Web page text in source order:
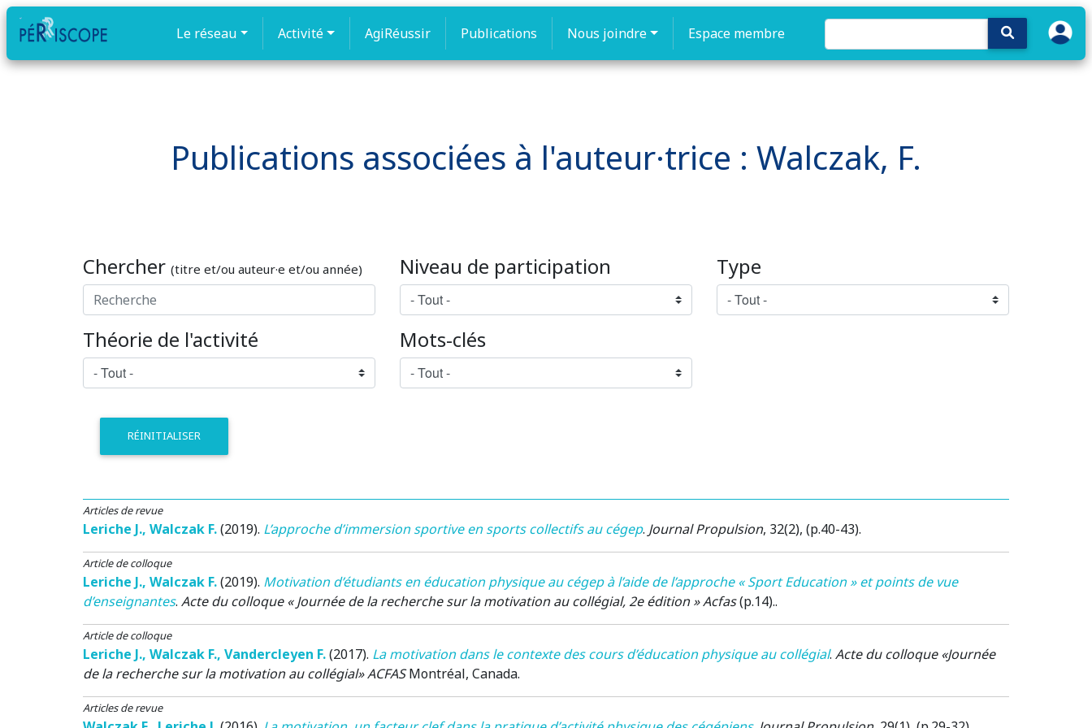
Le réseau Activité AgiRéussir Publications Nous joindre Espace membre
Publications associées à l'auteur·trice : Walczak, F.
Chercher (titre et/ou auteur·e et/ou année) Niveau de participation Type
Théorie de l'activité Mots-clés
RÉINITIALISER
Articles de revue
Leriche J., Walczak F.(2019). L’approche d’immersion sportive en sports collectifs au cégep. Journal Propulsion, 32(2), (p.40-43).
Article de colloque
Leriche J., Walczak F.(2019). Motivation d’étudiants en éducation physique au cégep à l’aide de l’approche « Sport Education » et points de vue
d’enseignantes. Acte du colloque « Journée de la recherche sur la motivation au collégial, 2e édition » Acfas(p.14)..
Article de colloque
Leriche J., Walczak F., Vandercleyen F.(2017). La motivation dans le contexte des cours d’éducation physique au collégial. Acte du colloque «Journée
de la recherche sur la motivation au collégial» ACFAS Montréal, Canada.
Articles de revue